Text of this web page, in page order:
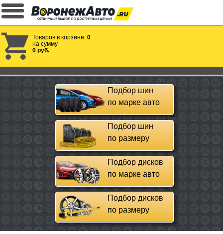
Товаров в корзине: 0
на сумму
0 руб.
Подбор шин
по марке авто
Подбор шин
по размеру
Подбор дисков
по марке авто
Подбор дисков
по размеру